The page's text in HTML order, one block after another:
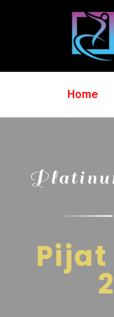
Home
Pijat